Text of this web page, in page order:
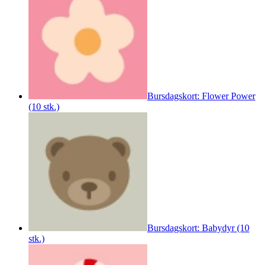
Bursdagskort: Flower Power
(10 stk.)
Bursdagskort: Babydyr (10
stk.)